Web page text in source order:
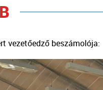
vezetőedző beszámolója: